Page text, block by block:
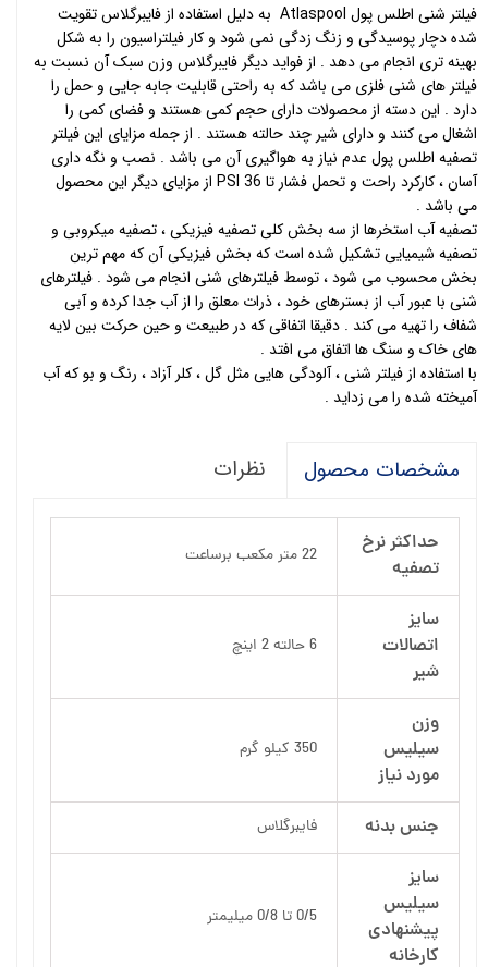
فیلتر شنی اطلس پول Atlaspool به دلیل استفاده از فایبرگلاس تقویت
شده دچار پوسیدگی و زنگ زدگی نمی شود و کار فیلتراسیون را به شکل
بهینه تری انجام می دهد . از فواید دیگر فایبرگلاس وزن سبک آن نسبت به
فیلتر های شنی فلزی می باشد که به راحتی قابلیت جابه جایی و حمل را
دارد . این دسته از محصولات دارای حجم کمی هستند و فضای کمی را
اشغال می کنند و دارای شیر چند حالته هستند . از جمله مزایای این فیلتر
تصفیه اطلس پول عدم نیاز به هواگیری آن می باشد . نصب و نگه داری
آسان ، کارکرد راحت و تحمل فشار تا 36 PSI از مزایای دیگر این محصول
می باشد .
تصفیه آب استخرها از سه بخش کلی تصفیه فیزیکی ، تصفیه میکروبی و
تصفیه شیمیایی تشکیل شده است که بخش فیزیکی آن که مهم ترین
بخش محسوب می شود ، توسط فیلترهای شنی انجام می شود . فیلترهای
شنی با عبور آب از بسترهای خود ، ذرات معلق را از آب جدا کرده و آبی
شفاف را تهیه می کند . دقیقا اتفاقی که در طبیعت و حین حرکت بین لایه
های خاک و سنگ ها اتفاق می افتد .
با استفاده از فیلتر شنی ، آلودگی هایی مثل گل ، کلر آزاد ، رنگ و بو که آب
آمیخته شده را می زداید .
مشخصات محصول نظرات
حداکثر نرخ
تصفیه
22 متر مکعب برساعت
سایز
اتصالات
شیر
6 حالته 2 اینچ
وزن
سیلیس
مورد نیاز
350 کیلو گرم
جنس بدنه فایبرگلاس
سایز
سیلیس
پیشنهادی
کارخانه
0/5 تا 0/8 میلیمتر